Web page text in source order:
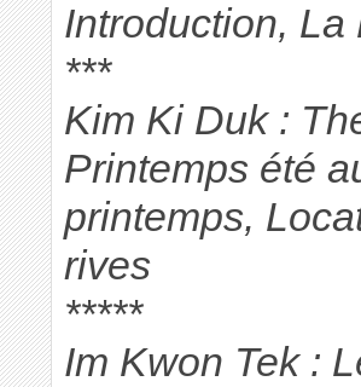
Introduction, La
***
Kim Ki Duk :
Printemps été
printemps,
rives
*****
Im Kwon Tek :